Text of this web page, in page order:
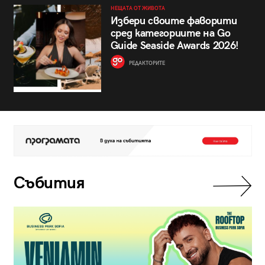
НЕЩАТА ОТ ЖИВОТА
Избери своите фаворити
сред категориите на Go
Guide Seaside Awards 2026!
РЕДАКТОРИТЕ
Събития